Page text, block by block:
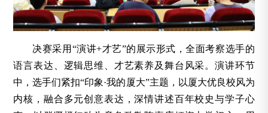
决赛采用“演讲+才艺”的展示形式，全面考察选手的
语言表达、逻辑思维、才艺素养及舞台风采。演讲环节
中，选手们紧扣“印象·我的厦大”主题，以厦大优良校风为
内核，融合多元创意表达，深情讲述百年校史与学子心